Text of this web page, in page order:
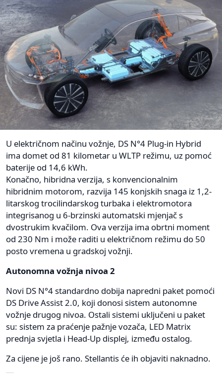
U električnom načinu vožnje, DS N°4 Plug-in Hybrid
ima domet od 81 kilometar u WLTP režimu, uz pomoć
baterije od 14,6 kWh.
Konačno, hibridna verzija, s konvencionalnim
hibridnim motorom, razvija 145 konjskih snaga iz 1,2-
litarskog trocilindarskog turbaka i elektromotora
integrisanog u 6-brzinski automatski mjenjač s
dvostrukim kvačilom. Ova verzija ima obrtni moment
od 230 Nm i može raditi u električnom režimu do 50
posto vremena u gradskoj vožnji.
Autonomna vožnja nivoa 2
Novi DS N°4 standardno dobija napredni paket pomoći
DS Drive Assist 2.0, koji donosi sistem autonomne
vožnje drugog nivoa. Ostali sistemi uključeni u paket
su: sistem za praćenje pažnje vozača, LED Matrix
prednja svjetla i Head-Up displej, između ostalog.
Za cijene je još rano. Stellantis će ih objaviti naknadno.